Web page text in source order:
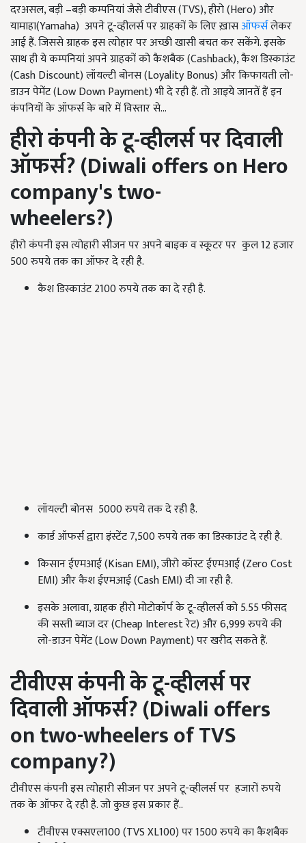
दरअसल, बड़ी –बड़ी कम्पनियां जैसे टीवीएस (TVS), हीरो (Hero) और
यामाहा(Yamaha) अपने टू-व्हीलर्स पर ग्राहकों के लिए ख़ासऑफर्सलेकर
आई हैं. जिससे ग्राहक इस त्योहार पर अच्छी खासी बचत कर सकेंगे. इसके
साथ ही ये कम्पनियां अपने ग्राहकों को कैशबैक (Cashback), कैश डिस्काउंट
(Cash Discount) लॉयल्टी बोनस (Loyality Bonus) और किफायती लो-
डाउन पेमेंट (Low Down Payment) भी दे रही हैं. तो आइये जानतें हैं इन
कंपनियों के ऑफर्स के बारे में विस्तार से...
हीरो कंपनी के टू-व्हीलर्स पर दिवाली
ऑफर्स? (Diwali offers on Hero
company's two-
wheelers?)
हीरो कंपनी इस त्योहारी सीजन पर अपने बाइक व स्कूटर पर कुल 12 हजार
500 रुपये तक का ऑफर दे रही है.
कैश डिस्काउंट 2100 रुपये तक का दे रही है.
लॉयल्टी बोनस 5000 रुपये तक दे रही है.
कार्ड ऑफर्स द्वारा इंस्टेंट 7,500 रुपये तक का डिस्काउंट दे रही है.
किसान ईएमआई (Kisan EMI), जीरो कॉस्ट ईएमआई (Zero Cost
EMI) और कैश ईएमआई (Cash EMI) दी जा रही है.
इसके अलावा, ग्राहक हीरो मोटोकॉर्प के टू-व्हीलर्स को 5.55 फीसद
की सस्ती ब्याज दर (Cheap Interest रेट) और 6,999 रुपये की
लो-डाउन पेमेंट (Low Down Payment) पर खरीद सकते हैं.
टीवीएस कंपनी के टू-व्हीलर्स पर
दिवाली ऑफर्स? (Diwali offers
on two-wheelers of TVS
company?)
टीवीएस कंपनी इस त्योहारी सीजन पर अपने टू-व्हीलर्स पर हजारों रुपये
तक के ऑफर दे रही है. जो कुछ इस प्रकार हैं..
टीवीएस एक्सएल100 (TVS XL100) पर 1500 रुपये का कैशबैक